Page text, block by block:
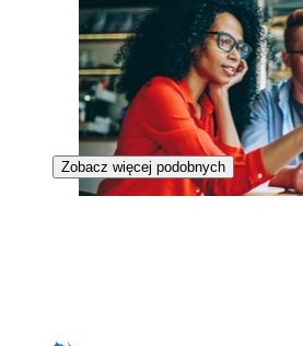
Zobacz więcej podobnych